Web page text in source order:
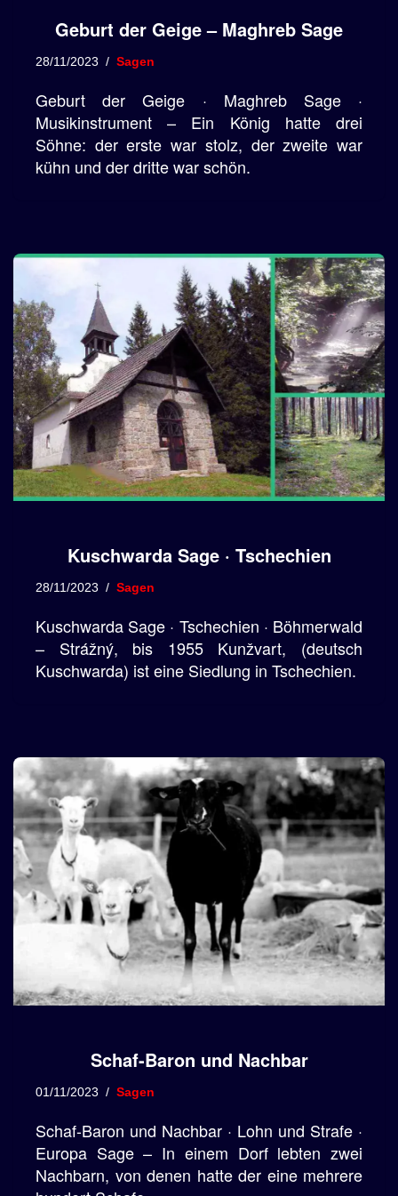
Geburt der Geige – Maghreb Sage
28/11/2023 Sagen
Geburt der Geige · Maghreb Sage ·
Musikinstrument – Ein König hatte drei
Söhne: der erste war stolz, der zweite war
kühn und der dritte war schön.
Kuschwarda Sage · Tschechien
28/11/2023 Sagen
Kuschwarda Sage · Tschechien · Böhmerwald
– Strážný, bis 1955 Kunžvart, (deutsch
Kuschwarda) ist eine Siedlung in Tschechien.
Schaf-Baron und Nachbar
01/11/2023 Sagen
Schaf-Baron und Nachbar · Lohn und Strafe ·
Europa Sage – In einem Dorf lebten zwei
Nachbarn, von denen hatte der eine mehrere